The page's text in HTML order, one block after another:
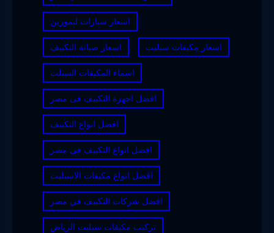
اسعار سيارات ليموزين
اسعار صيانة التكييف اسعار مكيفات سبليت
اسماء المكيفات السبلت
افضل اجهزة التكييف فى مصر
افضل انواع التكييف
افضل انواع التكييف فى مصر
افضل انواع مكيفات الاسبليت
افضل شركات التكييف في مصر
تركيب مكيفات سبليت الرياض